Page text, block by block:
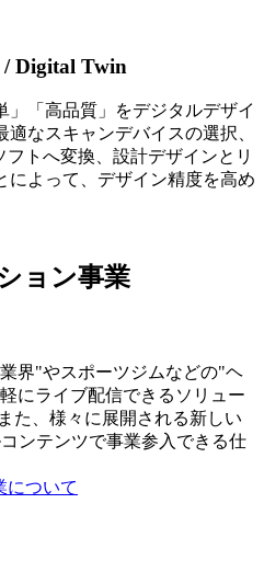
/ Digital Twin
」「高品質」をデジタルデザイ
なスキャンデバイスの選択、
トへ変換、設計デザインとリ
によって、デザイン精度を高め
ョン事業
界"やスポーツジムなどの"ヘ
にライブ配信できるソリュー
た、様々に展開される新しい
ンテンツで事業参入できる仕
について